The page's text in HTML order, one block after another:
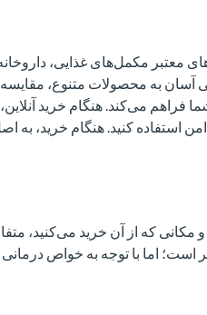
معتبر مکمل‌های غذایی،
آسان به محصولات متنوع،
می‌کند. هنگام خرید آنلاین،
استفاده کنید. هنگام خرید،
مکانی که از آن خرید می‌کنید،
اما با توجه به خواص